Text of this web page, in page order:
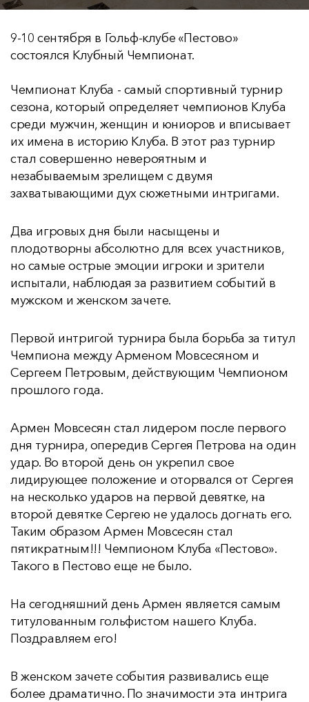
9-10 сентября в Гольф-клубе «Пестово»
состоялся Клубный Чемпионат.
Чемпионат Клуба - самый спортивный турнир
сезона, который определяет чемпионов Клуба
среди мужчин, женщин и юниоров и вписывает
их имена в историю Клуба. В этот раз турнир
стал совершенно невероятным и
незабываемым зрелищем с двумя
захватывающими дух сюжетными интригами.
Два игровых дня были насыщены и
плодотворны абсолютно для всех участников,
но самые острые эмоции игроки и зрители
испытали, наблюдая за развитием событий в
мужском и женском зачете.
Первой интригой турнира была борьба за титул
Чемпиона между Арменом Мовсесяном и
Сергеем Петровым, действующим Чемпионом
прошлого года.
Армен Мовсесян стал лидером после первого
дня турнира, опередив Сергея Петрова на один
удар. Во второй день он укрепил свое
лидирующее положение и оторвался от Сергея
на несколько ударов на первой девятке, на
второй девятке Сергею не удалось догнать его.
Таким образом Армен Мовсесян стал
пятикратным!!! Чемпионом Клуба «Пестово».
Такого в Пестово еще не было.
На сегодняшний день Армен является самым
титулованным гольфистом нашего Клуба.
Поздравляем его!
В женском зачете события развивались еще
более драматично. По значимости эта интрига